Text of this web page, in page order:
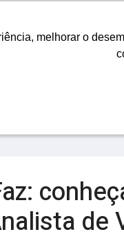
melhorar o
GESTÃO
de